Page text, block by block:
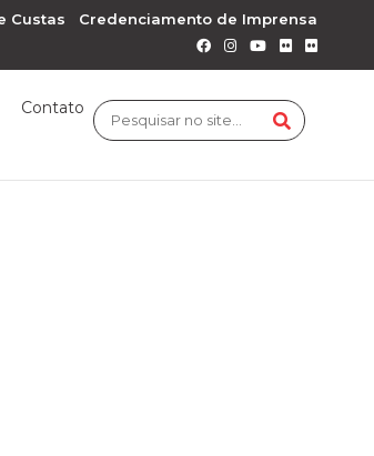
Custas Credenciamento de Imprensa
Contato